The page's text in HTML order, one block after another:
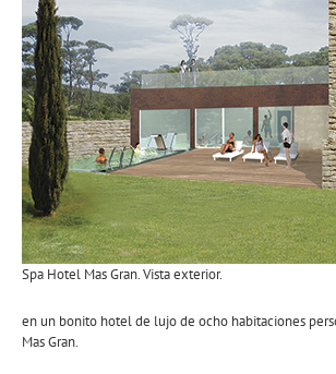
Spa Hotel Mas Gran. Vista exterior.
en un bonito hotel de lujo de ocho habitaciones
Mas Gran.